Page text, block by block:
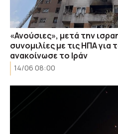
«Ανούσιες», μετά την
συνομιλίες με τις ΗΠΑ
ανακοίνωσε το Ιράν
14/06 08:00